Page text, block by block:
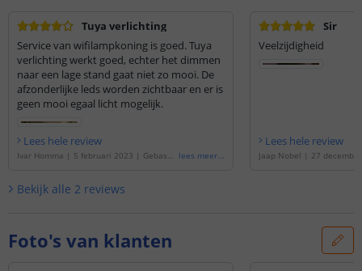
Tuya verlichting
Service van wifilampkoning is goed. Tuya
verlichting werkt goed, echter het dimmen
naar een lage stand gaat niet zo mooi. De
afzonderlijke leds worden zichtbaar en er is
geen mooi egaal licht mogelijk.
Lees hele review
Ivar Homma | 5 februari 2023 | Gebasee
lees meer...
Sir
Veelzijdigheid
Lees hele review
Jaap Nobel | 27
Bekijk alle 2 reviews
Foto's van klanten